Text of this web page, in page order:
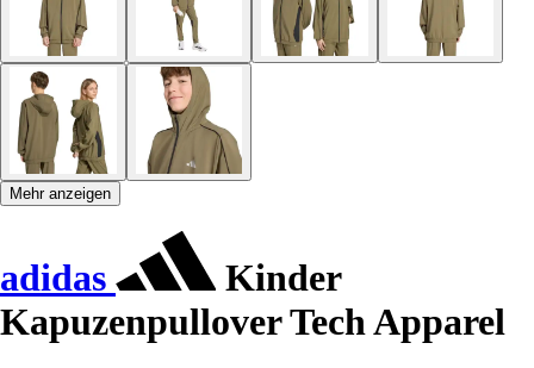
Mehr anzeigen
adidas
Kinder
Kapuzenpullover Tech Apparel